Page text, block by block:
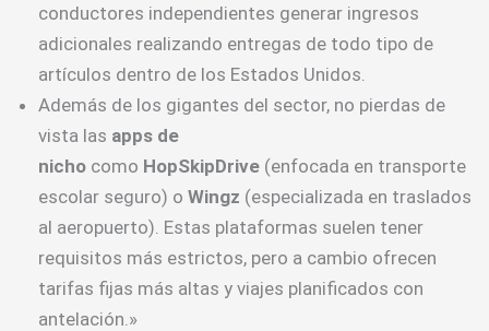
conductores independientes generar ingresos
adicionales realizando entregas de todo tipo de
artículos dentro de los Estados Unidos.
Además de los gigantes del sector, no pierdas de
vista las apps de
nicho como HopSkipDrive (enfocada en transporte
escolar seguro) o Wingz (especializada en traslados
al aeropuerto). Estas plataformas suelen tener
requisitos más estrictos, pero a cambio ofrecen
tarifas fijas más altas y viajes planificados con
antelación.»